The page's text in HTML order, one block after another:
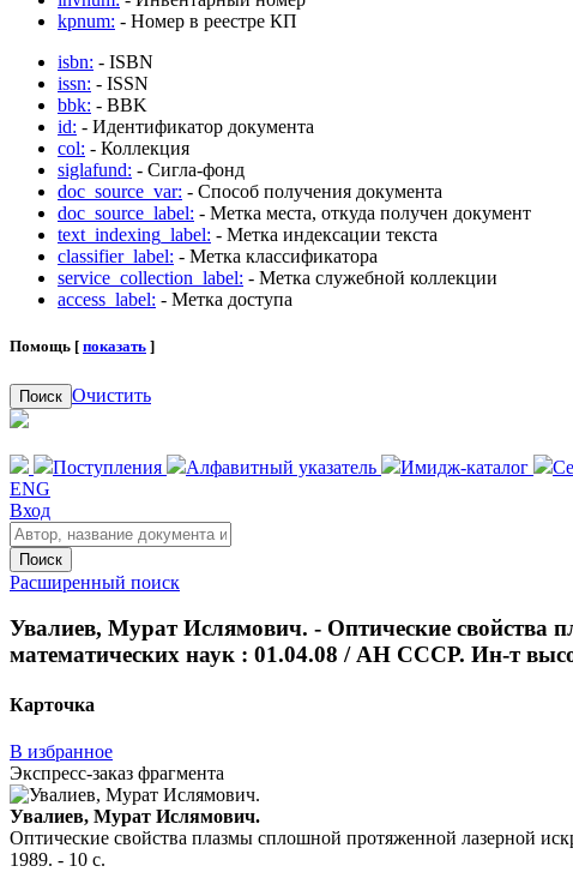
kpnum: - Номер в реестре КП
isbn: - ISBN
issn: - ISSN
bbk: - BBK
id: - Идентификатор документа
col: - Коллекция
siglafund: - Сигла-фонд
doc_source_var: - Способ получения документа
doc_source_label: - Метка места, откуда получен документ
text_indexing_label: - Метка индексации текста
classifier_label: - Метка классификатора
service_collection_label: - Метка служебной коллекции
access_label: - Метка доступа
Помощь [ показать ]
Поиск Очистить
Поступления Алфавитный указатель Имидж-каталог
ENG
Вход
Поиск
Расширенный поиск
Увалиев, Мурат Ислямович. - Оптические свойства
математических наук : 01.04.08 / АН СССР. Ин-т
Карточка
В избранное
Экспресс-заказ фрагмента
Увалиев, Мурат Ислямович.
Оптические свойства плазмы сплошной протяженной лазерной
1989. - 10 с.